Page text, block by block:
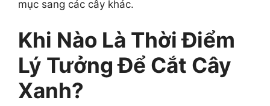
mục sang các cây khác.
Khi Nào Là Thời Điểm
Lý Tưởng Để Cắt Cây
Xanh?